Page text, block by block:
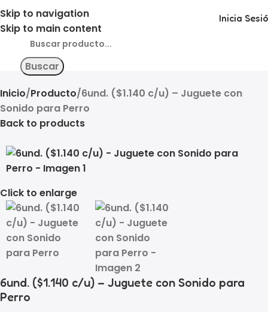
Skip to navigation
Skip to main content
Inicia
Buscar
Inicio Producto 6und. ($1.140 c/u) – Juguete con
Sonido para Perro
Back to products
Click to enlarge
6und. ($1.140 c/u) – Juguete con Sonido para
Perro